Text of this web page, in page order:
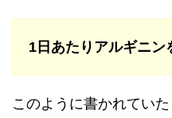
1日あたりアルギニン
このように書かれてい